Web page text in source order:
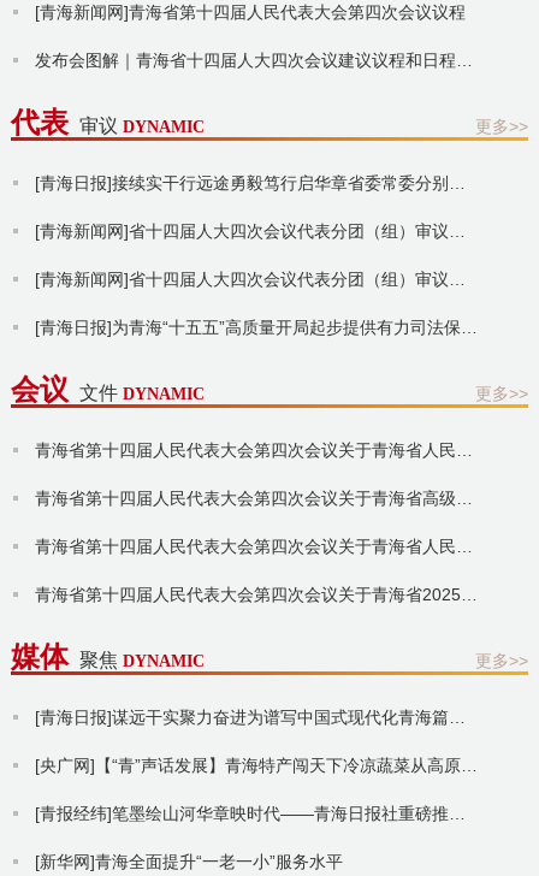
[青海新闻网]青海省第十四届人民代表大会第四次会议议程
代表 审议 DYNAMIC 更多>>
会议 文件 DYNAMIC 更多>>
青海省第十四届人民代表大会第四次会议关于青海省2025年预算执行情况和2026年预算的决议
媒体 聚焦 DYNAMIC 更多>>
[央广网]【“青”声话发展】青海特产闯天下冷凉蔬菜从高原示范到全国样本
[新华网]青海全面提升“一老一小”服务水平